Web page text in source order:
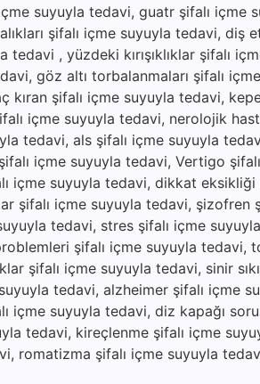
içme suyuyla tedavi, guatr şifalı
şifalı içme suyuyla tedavi, diş
, yüzdeki kırışıklıklar şifalı
göz altı torbalanmaları şifalı
kıran şifalı içme suyuyla tedavi,
içme suyuyla tedavi, nerolojik
tedavi, als şifalı içme suyuyla
içme suyuyla tedavi, Vertigo
içme suyuyla tedavi, dikkat
şifalı içme suyuyla tedavi, şizofren
tedavi, stres şifalı içme suyuyla
şifalı içme suyuyla tedavi,
şifalı içme suyuyla tedavi, sinir
tedavi, alzheimer şifalı içme
suyuyla tedavi, diz kapağı
tedavi, kireçlenme şifalı içme
romatizma şifalı içme suyuyla